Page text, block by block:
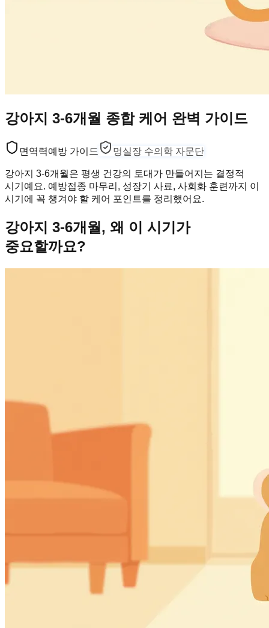
강아지 3-6개월 종합 케어 완벽 가이드
면역력예방 가이드 멍실장 수의학 자문단
강아지 3-6개월은 평생 건강의 토대가 만들어지는 결정적
시기예요. 예방접종 마무리, 성장기 사료, 사회화 훈련까지 이
시기에 꼭 챙겨야 할 케어 포인트를 정리했어요.
강아지 3-6개월, 왜 이 시기가
중요할까요?